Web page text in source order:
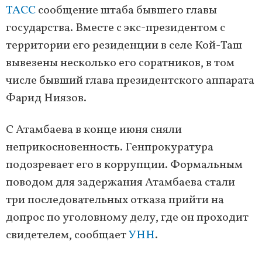
ТАССсообщение штаба бывшего главы
государства. Вместе с экс-президентом с
территории его резиденции в селе Кой-Таш
вывезены несколько его соратников, в том
числе бывший глава президентского аппарата
Фарид Ниязов.
С Атамбаева в конце июня сняли
неприкосновенность. Генпрокуратура
подозревает его в коррупции. Формальным
поводом для задержания Атамбаева стали
три последовательных отказа прийти на
допрос по уголовному делу, где он проходит
свидетелем, сообщаетУНН.